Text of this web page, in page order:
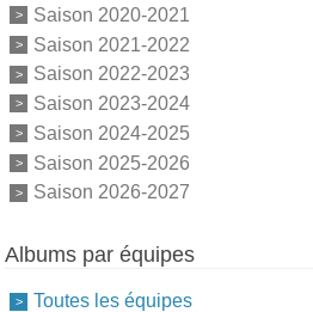
Saison 2020-2021
Saison 2021-2022
Saison 2022-2023
Saison 2023-2024
Saison 2024-2025
Saison 2025-2026
Saison 2026-2027
Albums par équipes
Toutes les équipes